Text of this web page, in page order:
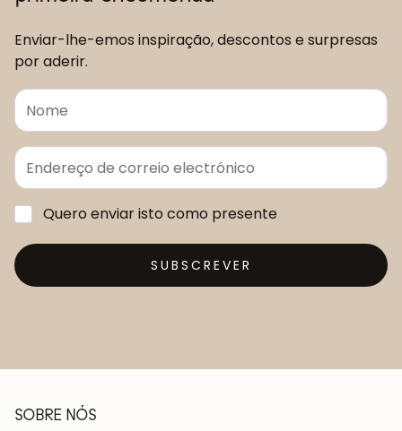
Enviar-lhe-emos inspiração, descontos e surpresas
por aderir.
Quero enviar isto como presente
SUBSCREVER
SOBRE NÓS